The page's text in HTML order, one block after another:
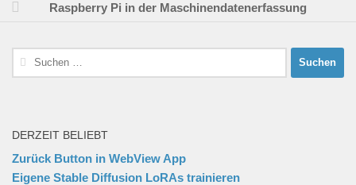
Raspberry Pi in der Maschinendatenerfassung
Suchen
nach:
DERZEIT BELIEBT
Zurück Button in WebView App
Eigene Stable Diffusion LoRAs trainieren